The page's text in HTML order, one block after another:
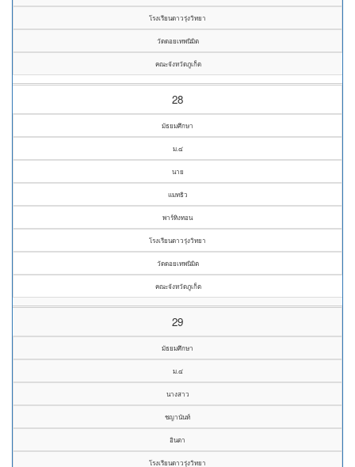
โรงเรียนดาวรุ่งวิทยา
วัดดอยเทพนิมิต
คณะจังหวัดภูเก็ต
28
มัธยมศึกษา
ม.๔
นาย
แมทธิว
พาร์ทิงทอน
โรงเรียนดาวรุ่งวิทยา
วัดดอยเทพนิมิต
คณะจังหวัดภูเก็ต
29
มัธยมศึกษา
ม.๔
นางสาว
ชญานันท์
อินตา
โรงเรียนดาวรุ่งวิทยา